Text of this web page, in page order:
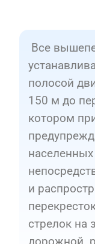
Все
полосой
150 м до
котором
и
стрелок на
дорожной